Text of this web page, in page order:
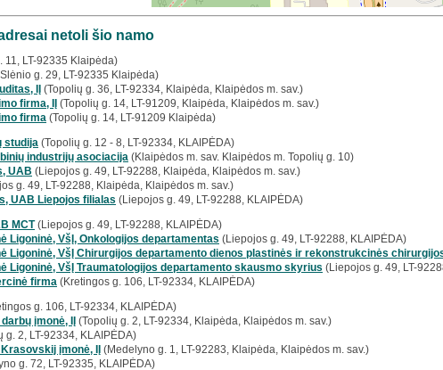
netoli šio namo
11, LT-92335 Klaipėda)
g. 29, LT-92335 Klaipėda)
IĮ
(Topolių g. 36, LT-92334, Klaipėda, Klaipėdos m. sav.)
firma, IĮ
(Topolių g. 14, LT-91209, Klaipėda, Klaipėdos m. sav.)
firma (Topolių g. 14, LT-91209 Klaipėda)
studija (Topolių g. 12 - 8, LT-92334, KLAIPĖDA)
industrijų asociacija (Klaipėdos m. sav. Klaipėdos m. Topolių g. 10)
UAB (Liepojos g. 49, LT-92288, Klaipėda, Klaipėdos m. sav.)
g. 49, LT-92288, Klaipėda, Klaipėdos m. sav.)
UAB Liepojos filialas (Liepojos g. 49, LT-92288, KLAIPĖDA)
MCT(Liepojos g. 49, LT-92288, KLAIPĖDA)
Ligoninė, VšĮ, Onkologijos departamentas (Liepojos g. 49, LT-92288, KLAIPĖDA)
Ligoninė, VšĮ Chirurgijos departamento dienos plastinės ir rekonstrukcinės
Ligoninė, VšĮ Traumatologijos departamento skausmo skyrius (Liepojos g. 49, LT-
firma (Kretingos g. 106, LT-92334, KLAIPĖDA)
g. 106, LT-92334, KLAIPĖDA)
įmonė, IĮ
(Topolių g. 2, LT-92334, Klaipėda, Klaipėdos m. sav.)
g. 2, LT-92334, KLAIPĖDA)
įmonė, IĮ
(Medelyno g. 1, LT-92283, Klaipėda, Klaipėdos m. sav.)
g. 72, LT-92335, KLAIPĖDA)